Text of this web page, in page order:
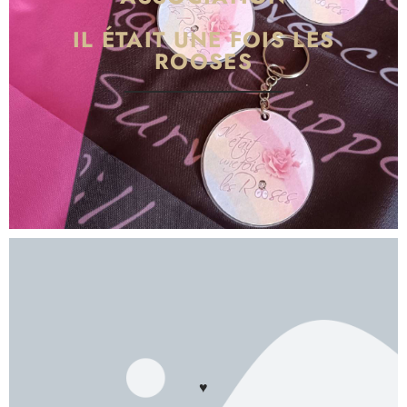
IL ÉTAIT UNE FOIS LES
ROOSES
♥